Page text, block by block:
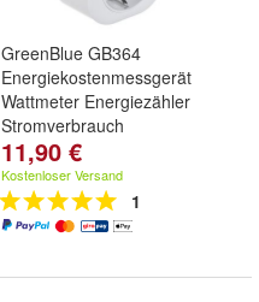
GreenBlue GB364
Energiekostenmessgerät
Wattmeter Energiezähler
Stromverbrauch
11,90 €
Kostenloser Versand
1